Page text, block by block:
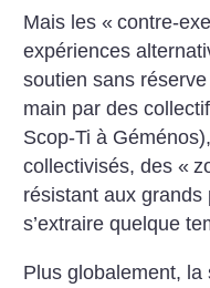
Mais les « contre-
expériences
soutien sans réserve
main par des
Scop-Ti à
collectivisés, des «
résistant aux
s’extraire quelque
Plus globalement,